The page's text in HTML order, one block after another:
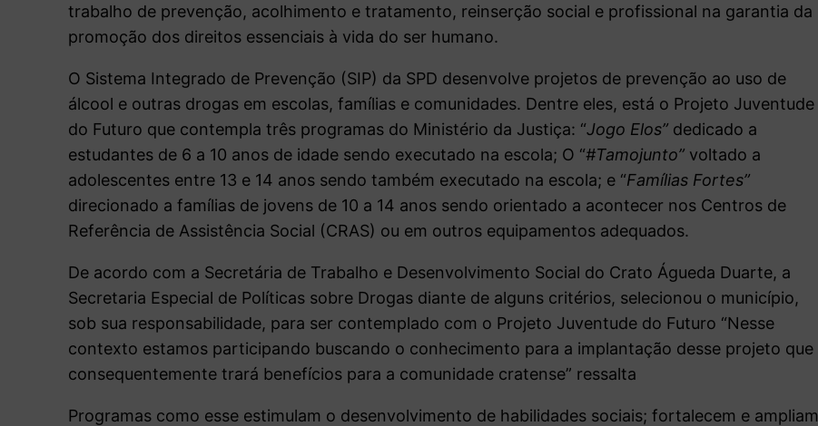
trabalho de prevenção, acolhimento e tratamento, reinserção social e profissional na garantia da
promoção dos direitos essenciais à vida do ser humano.
O Sistema Integrado de Prevenção (SIP) da SPD desenvolve projetos de prevenção ao uso de
álcool e outras drogas em escolas, famílias e comunidades. Dentre eles, está o Projeto Juventude
do Futuro que contempla três programas do Ministério da Justiça: “Jogo Elos” dedicado a
estudantes de 6 a 10 anos de idade sendo executado na escola; O “#Tamojunto” voltado a
adolescentes entre 13 e 14 anos sendo também executado na escola; e “Famílias Fortes”
direcionado a famílias de jovens de 10 a 14 anos sendo orientado a acontecer nos Centros de
Referência de Assistência Social (CRAS) ou em outros equipamentos adequados.
De acordo com a Secretária de Trabalho e Desenvolvimento Social do Crato Águeda Duarte, a
Secretaria Especial de Políticas sobre Drogas diante de alguns critérios, selecionou o município,
sob sua responsabilidade, para ser contemplado com o Projeto Juventude do Futuro “Nesse
contexto estamos participando buscando o conhecimento para a implantação desse projeto que
consequentemente trará benefícios para a comunidade cratense” ressalta
Programas como esse estimulam o desenvolvimento de habilidades sociais; fortalecem e ampliam